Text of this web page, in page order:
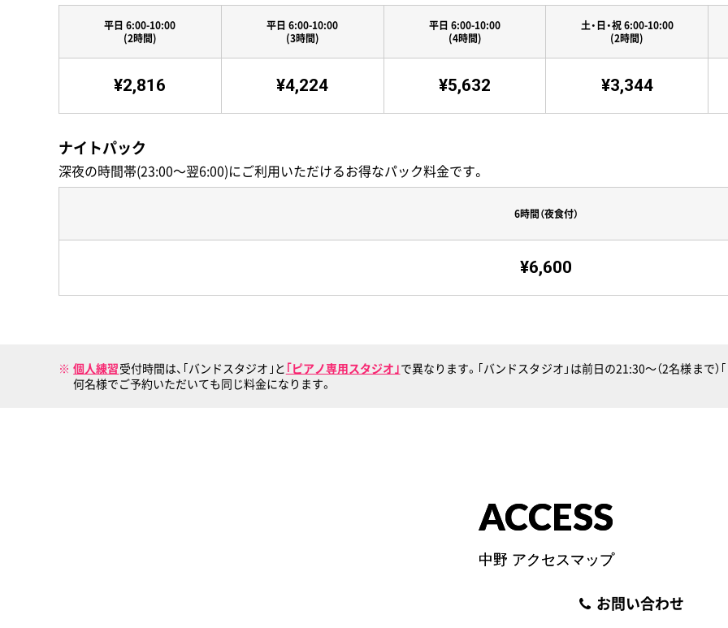
平日 6:00-10:00
(2時間)
¥2,816
平日 6:00-10:00
(3時間)
¥4,224
平日 6:00-10:00
(4時間)
¥5,632
土・日・祝 6:00-10:00
(2時間)
¥3,344
ナイトパック
深夜の時間帯(23:00〜翌6:00)にご利用いただけるお得なパック料金です。
6時間（夜食付）
¥6,600
個人練習受付時間は、｢バンドスタジオ｣と ｢ピアノ専用スタジオ｣で異なります。｢バンドスタジオ」は前日の21:30〜（2名様まで
何名様でご予約いただいても同じ料金になります。
ACCESS
中野 アクセスマップ
お問い合わせ